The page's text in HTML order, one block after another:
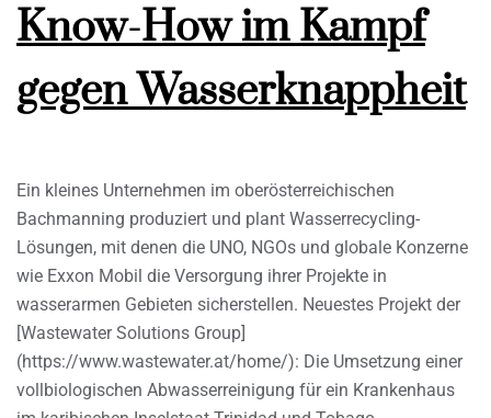
Know-How im Kampf
gegen Wasserknappheit
Ein kleines Unternehmen im oberösterreichischen
Bachmanning produziert und plant Wasserrecycling-
Lösungen, mit denen die UNO, NGOs und globale Konzerne
wie Exxon Mobil die Versorgung ihrer Projekte in
wasserarmen Gebieten sicherstellen. Neuestes Projekt der
[Wastewater Solutions Group]
(https://www.wastewater.at/home/): Die Umsetzung einer
vollbiologischen Abwasserreinigung für ein Krankenhaus